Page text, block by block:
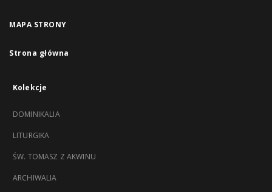
MAPA STRONY
Strona główna
Kolekcje
DOMINIKALIA
LITURGIKA
ŚW. TOMASZ Z AKWINU
ARCHIWALIA